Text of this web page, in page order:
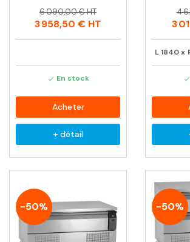
Prix
Prix
habituel
6 090,00 € HT
3 958,50 € HT
 En stock
Acheter
+ détail
4
3
L 1840 x

-50% -50%